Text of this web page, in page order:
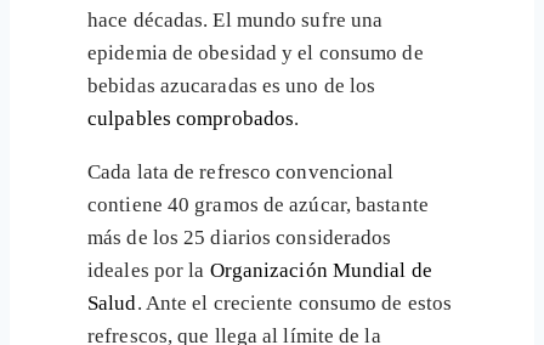
hace décadas. El mundo sufre una
epidemia de obesidad y el consumo de
bebidas azucaradas es uno de los
culpables comprobados.
Cada lata de refresco convencional
contiene 40 gramos de azúcar, bastante
más de los 25 diarios considerados
ideales por la Organización Mundial de
Salud. Ante el creciente consumo de estos
refrescos, que llega al límite de la